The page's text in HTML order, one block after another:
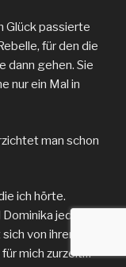
Glück passierte
für den die
dann gehen. Sie
nur ein Mal in
man schon
ich hörte.
jedoch
von ihrem
für mich zurzeit…